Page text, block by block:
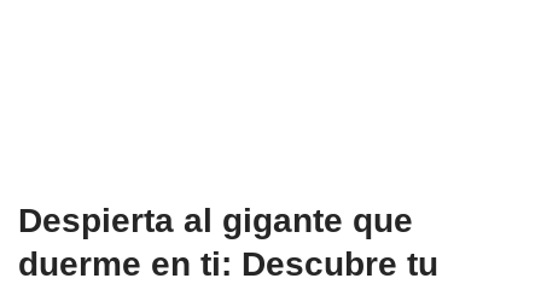
Despierta al gigante que
duerme en ti: Descubre tu